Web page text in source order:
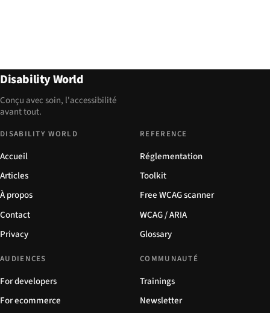
Disability World
Conçu avec soin, l'accessibilité
avant tout.
DISABILITY WORLD
Accueil
Articles
À propos
Contact
Privacy
REFERENCE
Réglementation
Toolkit
Free WCAG scanner
WCAG / ARIA
Glossary
AUDIENCES
For developers
For ecommerce
COMMUNAUTÉ
Trainings
Newsletter